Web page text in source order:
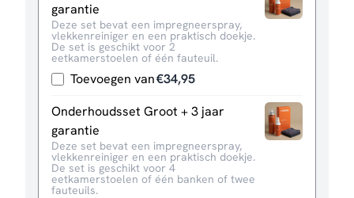
garantie
Deze set bevat een impregneerspray,
vlekkenreiniger en een praktisch doekje.
De set is geschikt voor 2
eetkamerstoelen of één fauteuil.
Toevoegen van€34,95
Onderhoudsset Groot + 3 jaar
garantie
Deze set bevat een impregneerspray,
vlekkenreiniger en een praktisch doekje.
De set is geschikt voor 4
eetkamerstoelen of één banken of twee
fauteuils.